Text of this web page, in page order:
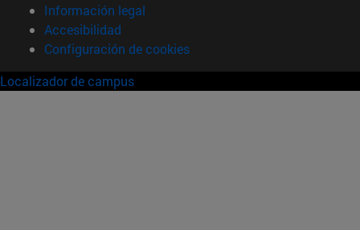
Información legal
Accesibilidad
Configuración de cookies
Localizador de campus